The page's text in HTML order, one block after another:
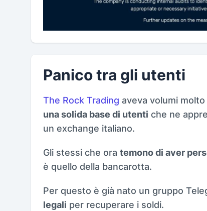
Panico tra gli utenti
The Rock Trading aveva volumi
una solida base di utenti che ne
un exchange italiano.
Gli stessi che ora temono di aver
è quello della bancarotta.
Per questo è già nato un gruppo
legali per recuperare i soldi.